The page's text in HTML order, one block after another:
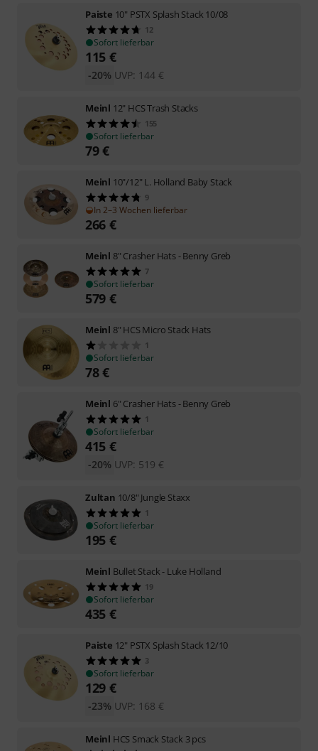
Paiste 10" PSTX Splash Stack 10/08
12
Sofort lieferbar
115 €
UVP: 144 €
-20%
Meinl 12" HCS Trash Stacks
155
Sofort lieferbar
79€
Meinl 10"/12" L. Holland Baby Stack
9
In 2–3 Wochen lieferbar
266 €
Meinl 8" Crasher Hats - Benny Greb
7
Sofort lieferbar
579 €
Meinl 8" HCS Micro Stack Hats
1
Sofort lieferbar
78€
Meinl 6" Crasher Hats - Benny Greb
1
Sofort lieferbar
415 €
UVP: 519 €
-20%
Zultan 10/8" Jungle Staxx
1
Sofort lieferbar
195 €
Meinl Bullet Stack - Luke Holland
19
Sofort lieferbar
435 €
Paiste 12" PSTX Splash Stack 12/10
3
Sofort lieferbar
129 €
UVP: 168 €
-23%
Meinl HCS Smack Stack 3 pcs